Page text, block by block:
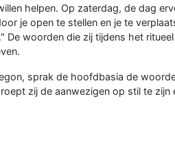
helpen. Op zaterdag, de dag
je open te stellen en je te
De woorden die zij tijdens het
sprak de hoofdbasia de
zij de aanwezigen op stil te